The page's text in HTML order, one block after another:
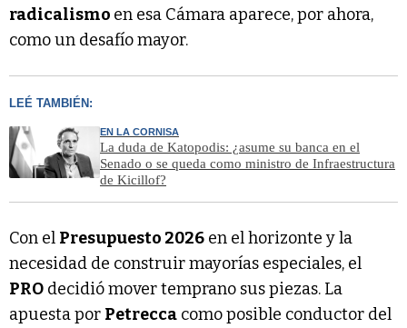
radicalismo en esa Cámara aparece, por ahora,
como un desafío mayor.
LEÉ TAMBIÉN:
EN LA CORNISA
La duda de Katopodis: ¿asume su banca en el
Senado o se queda como ministro de Infraestructura
de Kicillof?
Con el Presupuesto 2026 en el horizonte y la
necesidad de construir mayorías especiales, el
PRO decidió mover temprano sus piezas. La
apuesta por Petrecca como posible conductor del